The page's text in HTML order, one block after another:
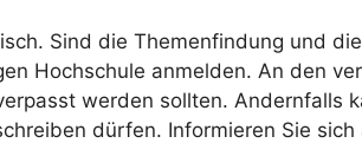
Sind die Themenfindung und
Hochschule anmelden. An den
werden sollten. Andernfalls
dürfen. Informieren Sie